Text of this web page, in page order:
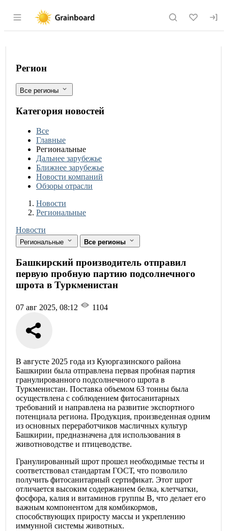
Раздел навигации по сайту
Башкирский производитель
Фильтры
Регион
Все регионы
Категория новостей
Все
Главные
Региональные
Дальнее зарубежье
Ближнее зарубежье
Новости компаний
Обзоры отрасли
Новости
Разделы
Новости
Региональные
Новости
Региональные Все регионы
Башкирский производитель отправил
первую пробную партию подсолнечного
шрота в Туркменистан
07 авг 2025, 08:12 1104
В августе 2025 года из Куюргазинского района
Башкирии была отправлена первая пробная партия
гранулированного подсолнечного шрота в
Туркменистан. Поставка объемом 63 тонны была
осуществлена с соблюдением фитосанитарных
требований и направлена на развитие экспортного
потенциала региона. Продукция, произведенная одним
из основных переработчиков масличных культур
Башкирии, предназначена для использования в
животноводстве и птицеводстве.
Гранулированный шрот прошел необходимые тесты и
соответствовал стандартам ГОСТ, что позволило
получить фитосанитарный сертификат. Этот шрот
отличается высоким содержанием белка, клетчатки,
фосфора, калия и витаминов группы B, что делает его
важным компонентом для комбикормов,
способствующих приросту массы и укреплению
иммунной системы животных.